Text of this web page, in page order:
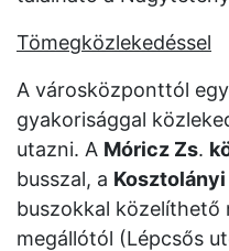
Tömegközlekedéssel
A városközponttól
gyakorisággal
utazni. A Móricz Zs.
busszal, a Kosztolányi
buszokkal közelíthető
megállótól (Lépcsős